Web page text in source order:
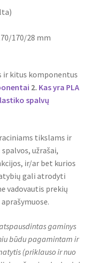
170/28 mm
ir kitus komponentus
2. Kas yra PLA
spalvų
tikslams ir
užrašai,
ir/ar bet kurios
gali atrodyti
vadovautis prekių
gaminys
būdu pagamintam ir
(priklauso ir nuo